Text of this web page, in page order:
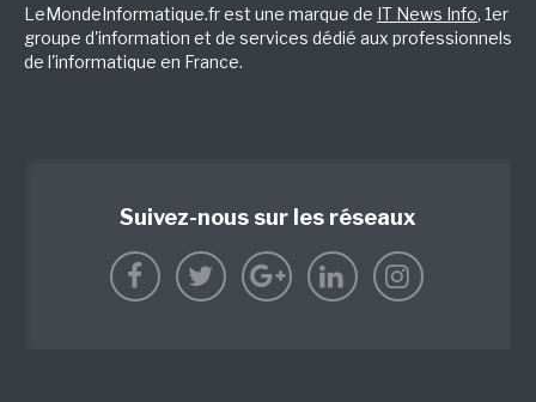
LeMondeInformatique.fr est une marque de IT News Info, 1er
groupe d'information et de services dédié aux professionnels
de l'informatique en France.
Suivez-nous sur les réseaux